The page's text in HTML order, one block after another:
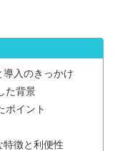
入のきっかけ
た背景
ポイント
徴と利便性